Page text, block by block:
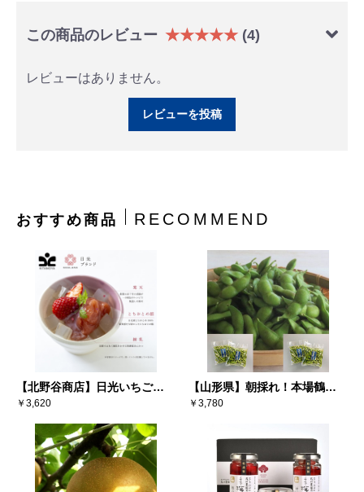
この商品のレビュー ★★★★★ (4)
レビューはありません。
レビューを投稿
おすすめ商品 RECOMMEND
【北野谷商店】日光いちごミ
ルクあんみつ（6個入り）
￥3,620
【山形県】朝採れ！本場鶴岡
白山地区（寺田産）だだちゃ
￥3,780